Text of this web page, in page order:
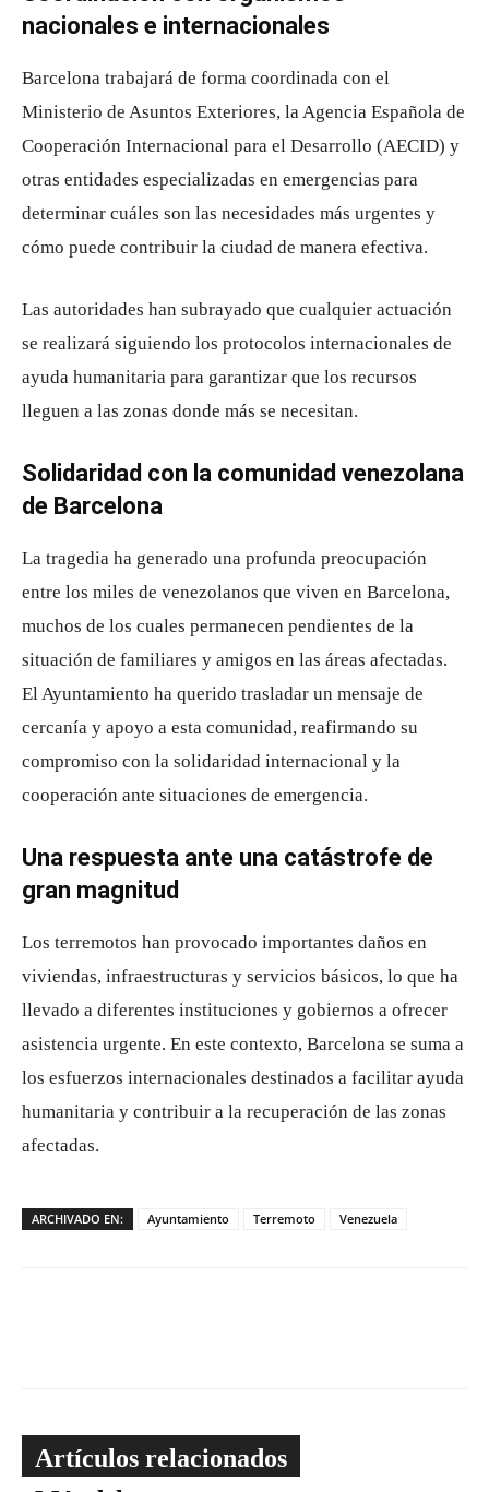
nacionales e internacionales
Barcelona trabajará de forma coordinada con el
Ministerio de Asuntos Exteriores, la Agencia Española de
Cooperación Internacional para el Desarrollo (AECID) y
otras entidades especializadas en emergencias para
determinar cuáles son las necesidades más urgentes y
cómo puede contribuir la ciudad de manera efectiva.
Las autoridades han subrayado que cualquier actuación
se realizará siguiendo los protocolos internacionales de
ayuda humanitaria para garantizar que los recursos
lleguen a las zonas donde más se necesitan.
Solidaridad con la comunidad venezolana
de Barcelona
La tragedia ha generado una profunda preocupación
entre los miles de venezolanos que viven en Barcelona,
muchos de los cuales permanecen pendientes de la
situación de familiares y amigos en las áreas afectadas.
El Ayuntamiento ha querido trasladar un mensaje de
cercanía y apoyo a esta comunidad, reafirmando su
compromiso con la solidaridad internacional y la
cooperación ante situaciones de emergencia.
Una respuesta ante una catástrofe de
gran magnitud
Los terremotos han provocado importantes daños en
viviendas, infraestructuras y servicios básicos, lo que ha
llevado a diferentes instituciones y gobiernos a ofrecer
asistencia urgente. En este contexto, Barcelona se suma a
los esfuerzos internacionales destinados a facilitar ayuda
humanitaria y contribuir a la recuperación de las zonas
afectadas.
ARCHIVADO EN: Ayuntamiento Terremoto Venezuela
Artículos relacionados